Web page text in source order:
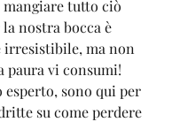
tutto ciò
la nostra bocca è
irresistibile, ma non
paura vi consumi!
esperto, sono qui per
su come perdere